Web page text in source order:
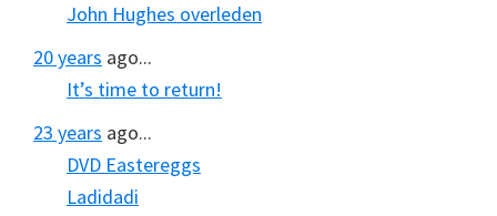
John Hughes overleden
20 years ago...
It’s time to return!
23 years ago...
DVD Eastereggs
Ladidadi